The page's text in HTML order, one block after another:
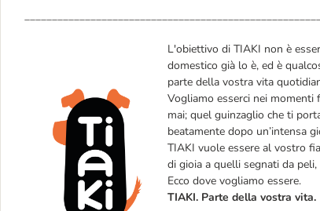
L'obiettivo di TIAKI non è
domestico già lo è, ed è
parte della vostra vita
Vogliamo esserci nei momenti
mai; quel guinzaglio che ti
beatamente dopo un’intensa
TIAKI vuole essere al vostro
di gioia a quelli segnati da
Ecco dove vogliamo essere.
TIAKI. Parte della vostra vita.